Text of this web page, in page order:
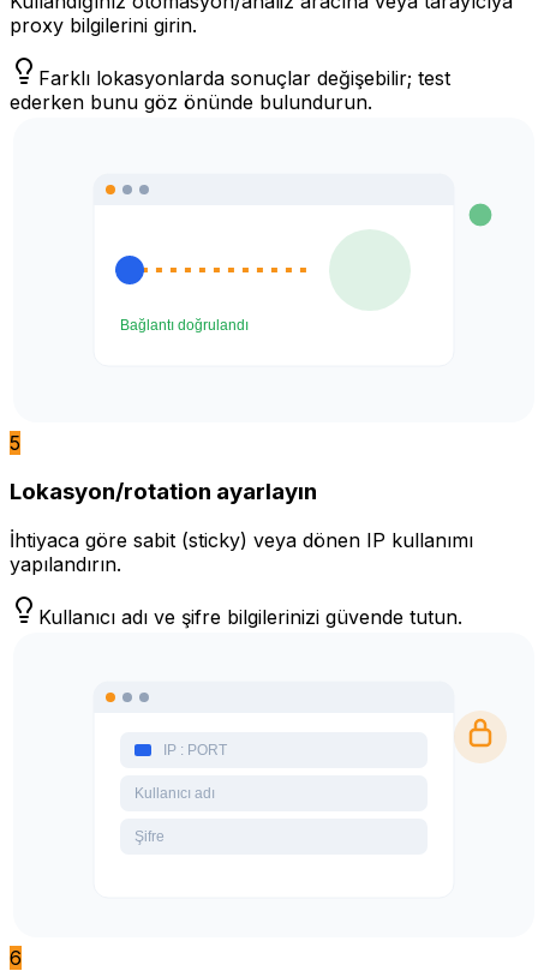
proxy bilgilerini girin.
Farklı lokasyonlarda sonuçlar değişebilir; test
ederken bunu göz önünde bulundurun.
5
Lokasyon/rotation ayarlayın
İhtiyaca göre sabit (sticky) veya dönen IP kullanımı
yapılandırın.
Kullanıcı adı ve şifre bilgilerinizi güvende tutun.
6